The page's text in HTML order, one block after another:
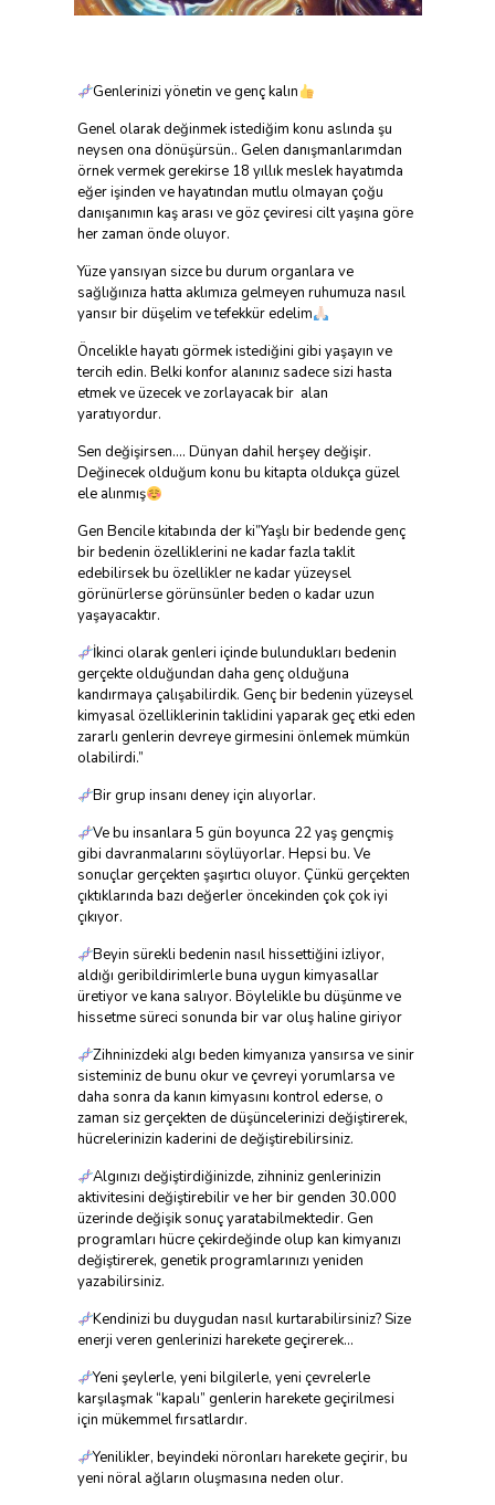
Genlerinizi yönetin ve genç kalın
Genel olarak değinmek istediğim konu aslında şu
neysen ona dönüşürsün.. Gelen danışmanlarımdan
örnek vermek gerekirse 18 yıllık meslek hayatımda
eğer işinden ve hayatından mutlu olmayan çoğu
danışanımın kaş arası ve göz çeviresi cilt yaşına göre
her zaman önde oluyor.
Yüze yansıyan sizce bu durum organlara ve
sağlığınıza hatta aklımıza gelmeyen ruhumuza nasıl
yansır bir düşelim ve tefekkür edelim
Öncelikle hayatı görmek istediğini gibi yaşayın ve
tercih edin. Belki konfor alanınız sadece sizi hasta
etmek ve üzecek ve zorlayacak bir alan
yaratıyordur.
Sen değişirsen…. Dünyan dahil herşey değişir.
Değinecek olduğum konu bu kitapta oldukça güzel
ele alınmış
Gen Bencile kitabında der ki”Yaşlı bir bedende genç
bir bedenin özelliklerini ne kadar fazla taklit
edebilirsek bu özellikler ne kadar yüzeysel
görünürlerse görünsünler beden o kadar uzun
yaşayacaktır.
İkinci olarak genleri içinde bulundukları bedenin
gerçekte olduğundan daha genç olduğuna
kandırmaya çalışabilirdik. Genç bir bedenin yüzeysel
kimyasal özelliklerinin taklidini yaparak geç etki eden
zararlı genlerin devreye girmesini önlemek mümkün
olabilirdi.”
Bir grup insanı deney için alıyorlar.
Ve bu insanlara 5 gün boyunca 22 yaş gençmiş
gibi davranmalarını söylüyorlar. Hepsi bu. Ve
sonuçlar gerçekten şaşırtıcı oluyor. Çünkü gerçekten
çıktıklarında bazı değerler öncekinden çok çok iyi
çıkıyor.
Beyin sürekli bedenin nasıl hissettiğini izliyor,
aldığı geribildirimlerle buna uygun kimyasallar
üretiyor ve kana salıyor. Böylelikle bu düşünme ve
hissetme süreci sonunda bir var oluş haline giriyor
Zihninizdeki algı beden kimyanıza yansırsa ve sinir
sisteminiz de bunu okur ve çevreyi yorumlarsa ve
daha sonra da kanın kimyasını kontrol ederse, o
zaman siz gerçekten de düşüncelerinizi değiştirerek,
hücrelerinizin kaderini de değiştirebilirsiniz.
Algınızı değiştirdiğinizde, zihniniz genlerinizin
aktivitesini değiştirebilir ve her bir genden 30.000
üzerinde değişik sonuç yaratabilmektedir. Gen
programları hücre çekirdeğinde olup kan kimyanızı
değiştirerek, genetik programlarınızı yeniden
yazabilirsiniz.
Kendinizi bu duygudan nasıl kurtarabilirsiniz? Size
enerji veren genlerinizi harekete geçirerek…
Yeni şeylerle, yeni bilgilerle, yeni çevrelerle
karşılaşmak “kapalı” genlerin harekete geçirilmesi
için mükemmel fırsatlardır.
Yenilikler, beyindeki nöronları harekete geçirir, bu
yeni nöral ağların oluşmasına neden olur.